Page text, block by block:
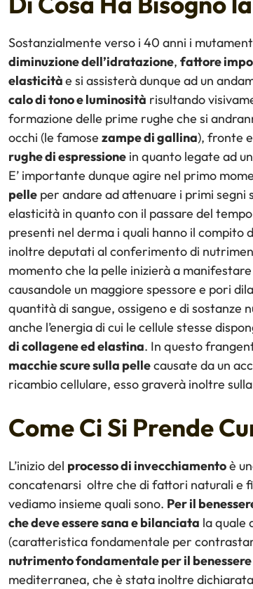
Sostanzialmente verso i 40 anni i
diminuzione dell’idratazione, fattore
elasticitàe si assisterà dunque ad un
calo di tono e luminosità risultando
formazione delle prime rughe che si
occhi (le famose zampe di gallina), fronte
rughe di espressione in quanto legate ad
E’ importante dunque agire nel primo
pelle per andare ad attenuare i primi segni
elasticità in quanto con il passare del
presenti nel derma i quali hanno il compito
inoltre deputati al conferimento di
momento che la pelle inizierà a
causandole un maggiore spessore e pori
quantità di sangue, ossigeno e di sostanze
anche l’energia di cui le cellule stesse
di collagene ed elastina. In questo
macchie scure sulla pellecausate da un
ricambio cellulare, esso graverà inoltre
Come Ci Si Prende
L’inizio del processo di invecchiamentoè
concatenarsi oltre che di fattori naturali e
vediamo insieme quali sono. Per il
che deve essere sana e bilanciata la quale
(caratteristica fondamentale per
nutrimento fondamentale per il
mediterranea, che è stata inoltre